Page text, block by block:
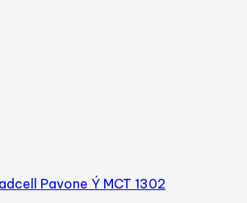
Pavone Ý MCT 1302